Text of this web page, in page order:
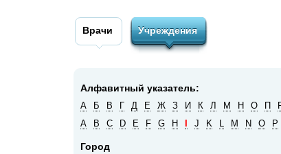
Врачи Учреждения
Алфавитный указатель:
А Б В Г Д Е Ж З И К Л М Н О П
A
B C D E F G H J K L M N O P
Город